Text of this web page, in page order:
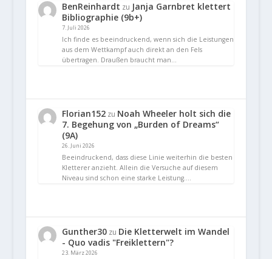
BenReinhardt zu Janja Garnbret klettert
Bibliographie (9b+)
7. Juli 2026
Ich finde es beeindruckend, wenn sich die Leistungen
aus dem Wettkampf auch direkt an den Fels
übertragen. Draußen braucht man…
Florian152zu Noah Wheeler holt sich die
7. Begehung von „Burden of Dreams“
(9A)
26. Juni 2026
Beeindruckend, dass diese Linie weiterhin die besten
Kletterer anzieht. Allein die Versuche auf diesem
Niveau sind schon eine starke Leistung.…
Gunther30zu Die Kletterwelt im Wandel
- Quo vadis "Freiklettern"?
23. März 2026